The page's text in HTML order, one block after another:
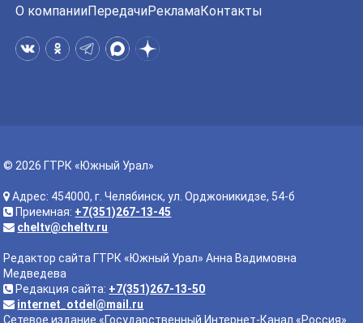
О компанииПередачиРекламаКонтакты
© 2026 ГТРК «Южный Урал»
Адрес: 454000, г. Челябинск, ул. Орджоникидзе, 54-б
Приемная: +7(351)267-13-45
cheltv@cheltv.ru
Редактор сайта ГТРК «Южный Урал» Анна Вадимовна
Медведева
Редакция сайта: +7(351)267-13-50
internet_otdel@mail.ru
Сетевое издание «Государственный Интернет-Канал «Россия».